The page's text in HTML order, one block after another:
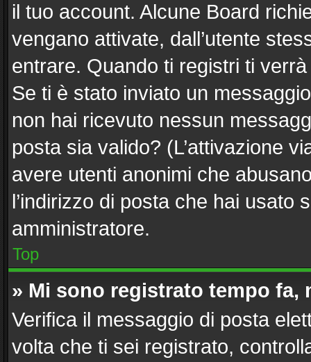
il tuo account. Alcune Board
vengano attivate, dall’utente
entrare. Quando ti registri ti
Se ti è stato inviato un
non hai ricevuto nessun
posta sia valido? (L’attivazione
avere utenti anonimi che
l’indirizzo di posta che hai usato
amministratore.
Top
» Mi sono registrato tempo
Verifica il messaggio di posta
volta che ti sei registrato,